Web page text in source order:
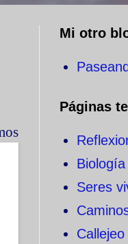
Mi otro
Páginas
Seres